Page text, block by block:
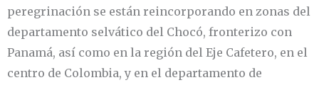
peregrinación se están reincorporando en zonas del
departamento selvático del Chocó, fronterizo con
Panamá, así como en la región del Eje Cafetero, en el
centro de Colombia, y en el departamento de